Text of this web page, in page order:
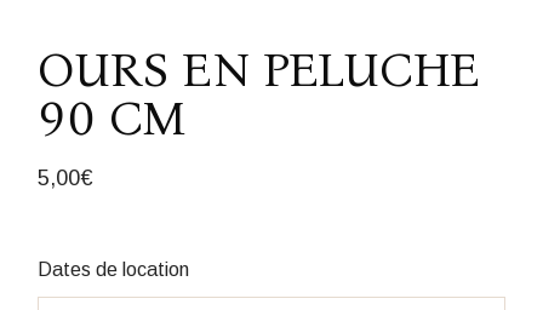
OURS EN PELUCHE
90 CM
5,00€
Dates de location